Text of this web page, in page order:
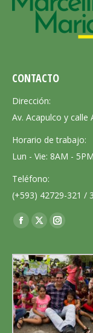
CONTACTO
Dirección:
Av. Acapulco y
Horario de trabajo:
Lun - Vie: 8AM - 5PM
Teléfono:
(+593) 42729-321 /
Encuéntranos en:
Facebook
opens
in
new
window
X
opens
in
new
window
Instagram
opens
in
new
window